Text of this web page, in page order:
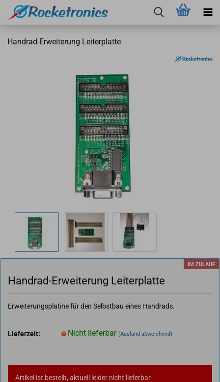
Handrad-​Erweiterung Lei­ter­plat­te
IM ZULAUF
Handrad-​Erweiterung Lei­ter­plat­te
Erweiterungsplatine für den Selbstbau eines Handrads.
Lieferzeit: Nicht lieferbar (Ausland abweichend)
Artikel ist bestellt, aktuell leider nicht lieferbar